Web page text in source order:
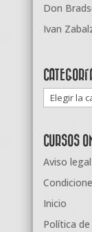
Don
Ivan
Categorías
CURSOS
Aviso legal
Inicio
Política